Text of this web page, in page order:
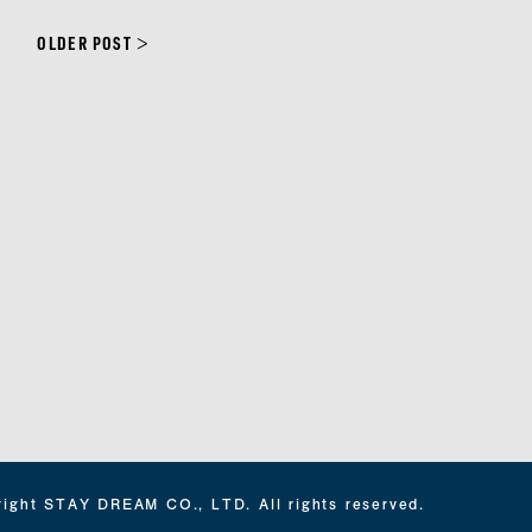
OLDER POST >
STAY DREAM CO., LTD. All rights reserved.